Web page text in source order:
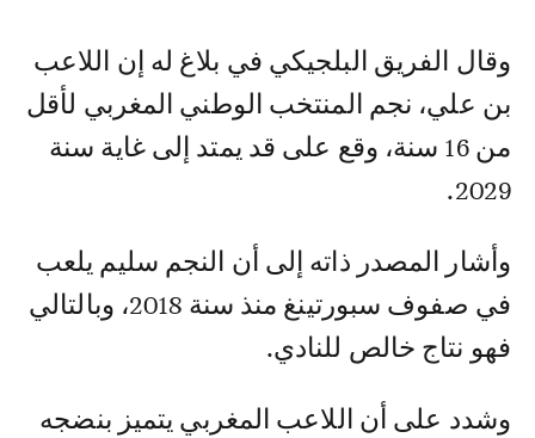
وقال الفريق البلجيكي في بلاغ له إن اللاعب
بن علي، نجم المنتخب الوطني المغربي لأقل
من 16 سنة، وقع على قد يمتد إلى غاية سنة
2029.
وأشار المصدر ذاته إلى أن النجم سليم يلعب
في صفوف سبورتينغ منذ سنة 2018، وبالتالي
فهو نتاج خالص للنادي.
وشدد على أن اللاعب المغربي يتميز بنضجه